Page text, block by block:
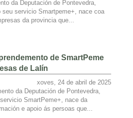
da Deputación de Pontevedra,
seu servicio Smartpeme+, nace coa
da provincia que...
de SmartPeme
de Lalín
xoves, 24 de abril de 2025
da Deputación de Pontevedra,
SmartPeme+, nace da
e apoio ás persoas que...